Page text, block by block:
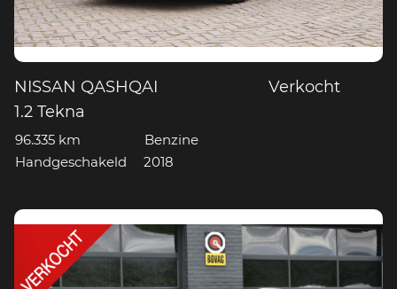
NISSAN QASHQAI
1.2 Tekna
Verkocht
96.335 km
Benzine
Handgeschakeld
2018